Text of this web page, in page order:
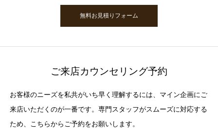
無料お見積りフォーム
ご来店カウンセリング予約
お客様のニーズを私共がいち早く理解するには、マイン企画にご
来店いただくのが一番です。専門スタッフがスムーズに対応する
ため、こちらからご予約をお願いします。